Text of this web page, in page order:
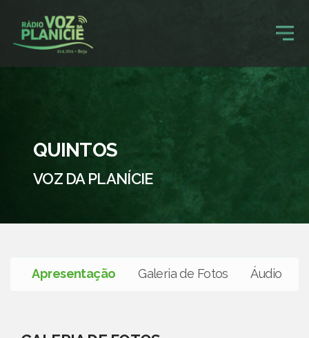
QUINTOS
VOZ DA PLANÍCIE
Apresentação Galeria de Fotos Áudio